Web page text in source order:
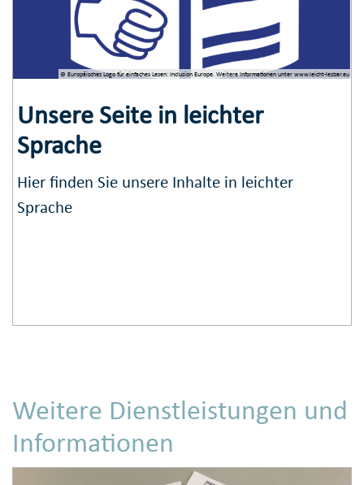
© Europäisches Logo­ für einfaches ­Lesen: Inclusion Europe. Weitere Informationen­ unter www.leicht-lesbar.eu
Unsere Seite in leichter
Sprache
Hier finden Sie unsere Inhalte in leichter
Sprache
Weitere Dienstleistungen und
Informationen